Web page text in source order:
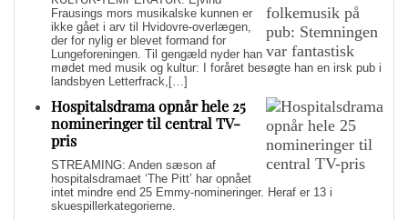
Frausings mors musikalske kunnen er
ikke gået i arv til Hvidovre-overlægen,
der for nylig er blevet formand for
Lungeforeningen. Til gengæld nyder han
mødet med musik og kultur: I foråret besøgte han en irsk pub i
landsbyen Letterfrack,[…]
Hospitalsdrama opnår hele 25
nomineringer til central TV-
pris
STREAMING: Anden sæson af
hospitalsdramaet ‘The Pitt’ har opnået
intet mindre end 25 Emmy-nomineringer. Heraf er 13 i
skuespillerkategorierne.